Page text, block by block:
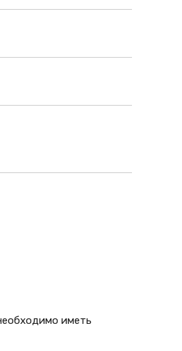
иметь